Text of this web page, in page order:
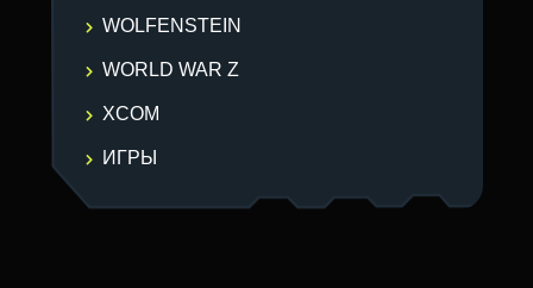
WOLFENSTEIN
WORLD WAR Z
XCOM
ИГРЫ